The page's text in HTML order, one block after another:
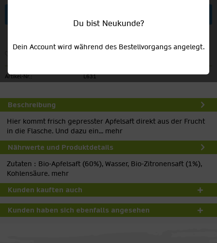
Artikel-Nr.: L631
Beschreibung
Hier kommt frisch gepresster Apfelsaft direkt aus der Frucht
in die Flasche. Und dazu ein... mehr
Nährwerte und Produktdetails
Zutaten : Bio-Apfelsaft (60%), Wasser, Bio-Zitronensaft (1%),
Kohlensäure. mehr
Kunden kauften auch
Kunden haben sich ebenfalls angesehen
Du bist Neukunde?
Dein Account wird während des Bestellvorgangs angelegt.